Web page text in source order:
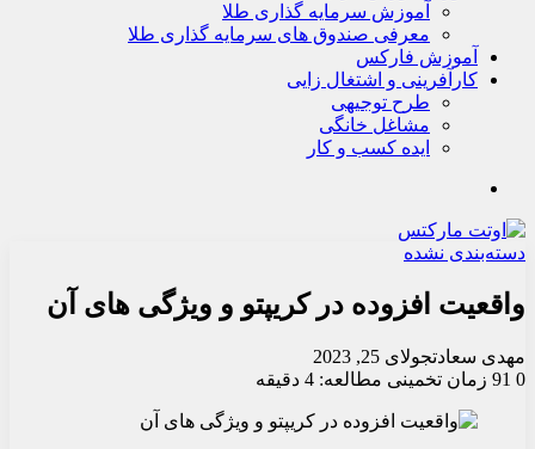
آموزش سرمایه گذاری طلا
معرفی صندوق های سرمایه گذاری طلا
آموزش فارکس
کارآفرینی و اشتغال زایی
طرح توجیهی
مشاغل خانگی
ایده کسب و کار
دسته‌بندی نشده
واقعیت افزوده در کریپتو و ویژگی های آن
مهدی سعادتجولای 25, 2023
0
زمان تخمینی مطالعه: 4 دقیقه